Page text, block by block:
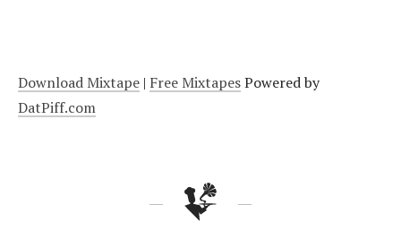
Download Mixtape | Free MixtapesPowered by
DatPiff.com